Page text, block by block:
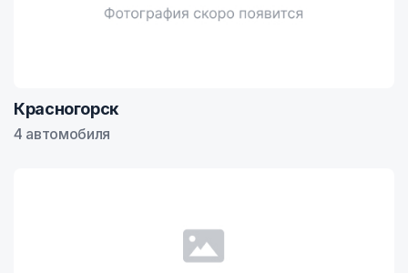
Красногорск
4 автомобиля